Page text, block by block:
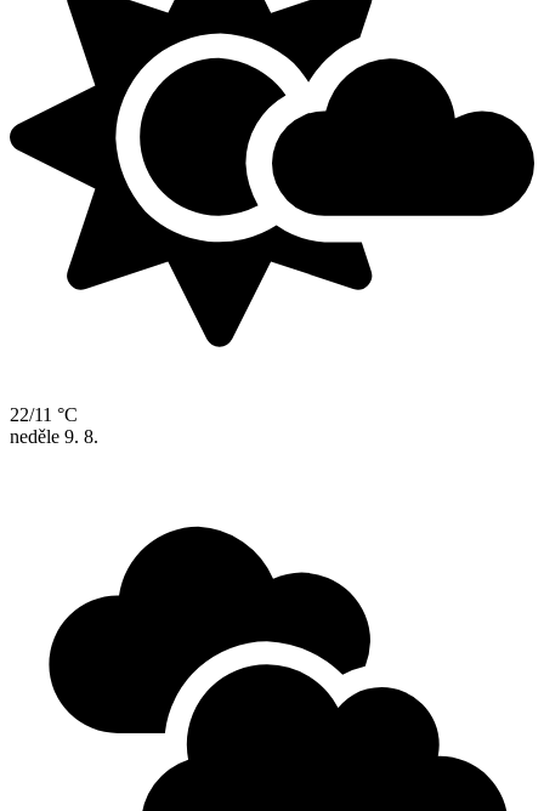
22/11 °C
neděle 9. 8.